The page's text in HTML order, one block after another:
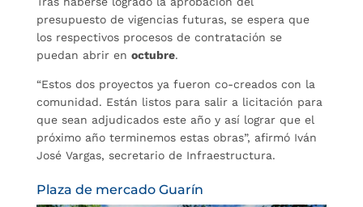
presupuesto de vigencias futuras, se espera que
los respectivos procesos de contratación se
puedan abrir en octubre.
“Estos dos proyectos ya fueron co-creados con la
comunidad. Están listos para salir a licitación para
que sean adjudicados este año y así lograr que el
próximo año terminemos estas obras”, afirmó Iván
José Vargas, secretario de Infraestructura.
Plaza de mercado Guarín